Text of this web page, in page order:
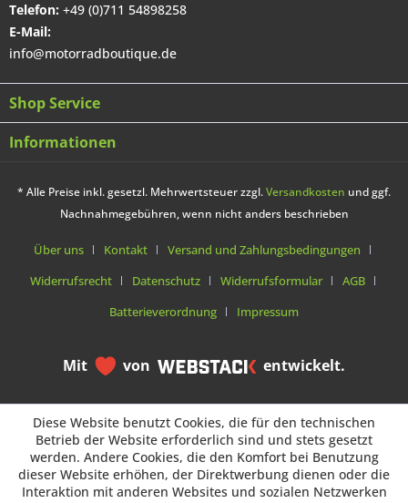
Telefon: +49 (0)711 54898258
E-Mail:
info@motorradboutique.de
Shop Service
Informationen
* Alle Preise inkl. gesetzl. Mehrwertsteuer zzgl.Versandkosten und ggf.
Nachnahmegebühren, wenn nicht anders beschrieben
Über uns Kontakt
Versand und Zahlungsbedingungen
Widerrufsrecht
Datenschutz Widerrufsformular
AGB
Batterieverordnung
Impressum
Mit von entwickelt.
Diese Website benutzt Cookies, die für den technischen
Betrieb der Website erforderlich sind und stets gesetzt
werden. Andere Cookies, die den Komfort bei Benutzung
dieser Website erhöhen, der Direktwerbung dienen oder die
Interaktion mit anderen Websites und sozialen Netzwerken
Diese Website benutzt Cookies, die für den technischen
Betrieb der Website erforderlich sind und stets gesetzt
werden. Andere Cookies, die den Komfort bei Benutzung
dieser Website erhöhen, der Direktwerbung dienen oder die
Interaktion mit anderen Websites und sozialen Netzwerken